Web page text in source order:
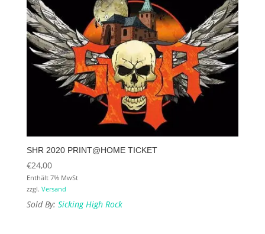
SHR 2020 PRINT@HOME TICKET
€24,00
Enthält 7% MwSt
zzgl. Versand
Sold By: Sicking High Rock